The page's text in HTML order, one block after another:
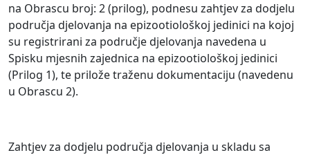
na Obrascu broj: 2 (prilog), podnesu zahtjev za dodjelu
područja djelovanja na epizootiološkoj jedinici na kojoj
su registrirani za područje djelovanja navedena u
Spisku mjesnih zajednica na epizootiološkoj jedinici
(Prilog 1), te prilože traženu dokumentaciju (navedenu
u Obrascu 2).
Zahtjev za dodjelu područja djelovanja u skladu sa